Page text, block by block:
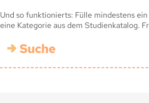
Und so funktionierts: Fülle mindestens
eine Kategorie aus dem Studienkatalog.
Suche